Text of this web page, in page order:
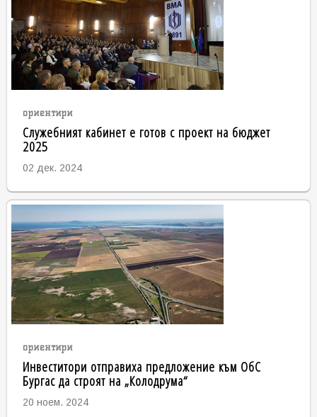
ориентири
Служебният кабинет е готов с проект на бюджет
2025
02 дек. 2024
ориентири
Инвеститори отправиха предложение към ОбС
Бургас да строят на „Колодрума“
20 ноем. 2024